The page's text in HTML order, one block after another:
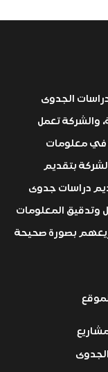
الجدوى
والشركة تعمل
في معلومات
بتقديم
دراسات جدوى
المعلومات
بصورة صحيحة